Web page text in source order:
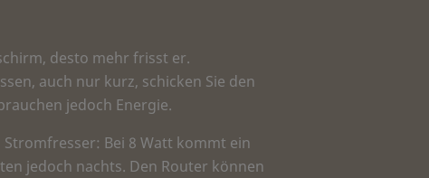
desto mehr frisst er.
auch nur kurz, schicken Sie den
jedoch Energie.
Bei 8 Watt kommt ein
jedoch nachts. Den Router können